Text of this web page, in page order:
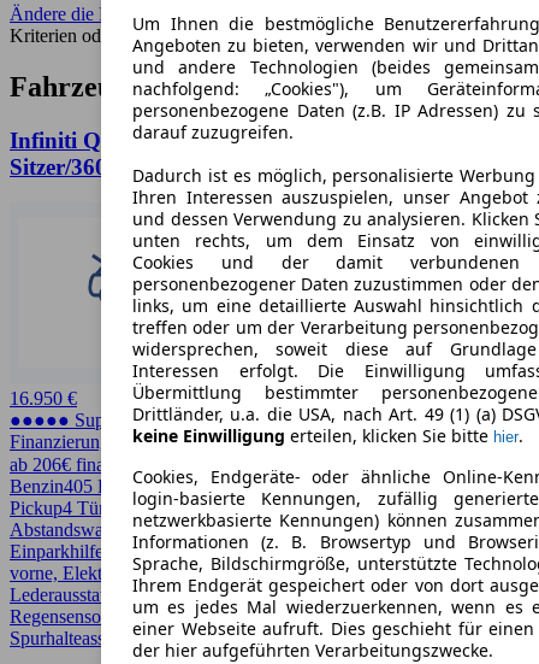
Um Ihnen die bestmögliche
Angeboten zu bieten, verwenden wir und
und andere Technologien (beides
nachfolgend: „Cookies"), um
personenbezogene Daten (z.B. IP Adressen) zu
darauf zuzugreifen.
Dadurch ist es möglich, personalisierte
Ihren Interessen auszuspielen, unser Angebot
und dessen Verwendung zu analysieren. Klicken
unten rechts, um dem Einsatz von
Cookies und der damit verbundenen
personenbezogener Daten zuzustimmen oder
links, um eine detaillierte Auswahl hinsichtlich
treffen oder um der Verarbeitung
widersprechen, soweit diese auf
Interessen erfolgt. Die Einwilligung
Übermittlung bestimmter
Drittländer, u.a. die USA, nach Art. 49 (1) (a)
keine Einwilligung erteilen, klicken Sie bitte hier.
Cookies, Endgeräte- oder ähnliche Online-
login-basierte Kennungen, zufällig
netzwerkbasierte Kennungen) können
Informationen (z. B. Browsertyp und
Sprache, Bildschirmgröße, unterstützte
Ihrem Endgerät gespeichert oder von dort
um es jedes Mal wiederzuerkennen, wenn es
einer Webseite aufruft. Dies geschieht für
der hier aufgeführten Verarbeitungszwecke.
Ändere die Filter - Benutze einen größeren Umkreis, weniger
Kriterien oder entferne seltene Merkmale.
Fahrzeuge ähnlich zur Suche:
Infiniti QX80 5.6L V8 LUXE/7-
Sitzer/360/BOSE/SHZ/LHZ/R20
16.950 €
●●●●● Super Preis
Finanzierung möglich
ab 206€ finanzieren ↗
Benzin405 PS (298 kW) 129.207 kmEZ 08/2020AutomatikSUV /
Pickup4 Türen
Abstandswarner, Apple CarPlay, Beheizbares Lenkrad, CarPlay,
Einparkhilfe, Einparkhilfe Sensoren hinten, Einparkhilfe Sensoren
vorne, Elektrische Sitze, Fernlichtassistent, HU/AU neu, LED,
Lederausstattung, LED-Scheinwerfer, Lichtsensor, Lordosenstütze,
Regensensor, Schiebedach, Sitzheizung, Sportpaket,
Spurhalteassistent, Totwinkel-Assistent